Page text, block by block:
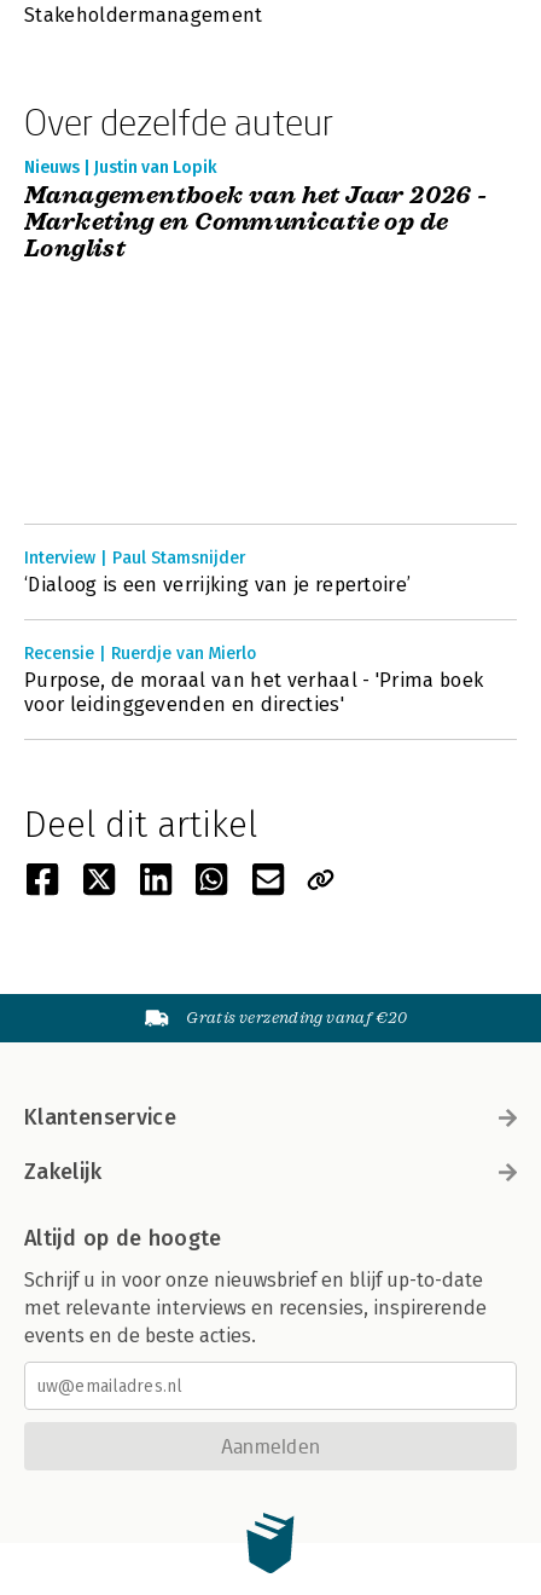
Stakeholdermanagement
Over dezelfde auteur
Nieuws | Justin van Lopik
Managementboek van het Jaar 2026 -
Marketing en Communicatie op de
Longlist
Interview | Paul Stamsnijder
‘Dialoog is een verrijking van je repertoire’
Recensie | Ruerdje van Mierlo
Purpose, de moraal van het verhaal - 'Prima boek
voor leidinggevenden en directies'
Deel dit artikel
Gratis verzending vanaf €20
Klantenservice
Zakelijk
Altijd op de hoogte
Schrijf u in voor onze nieuwsbrief en blijf up-to-date
met relevante interviews en recensies, inspirerende
events en de beste acties.
Aanmelden